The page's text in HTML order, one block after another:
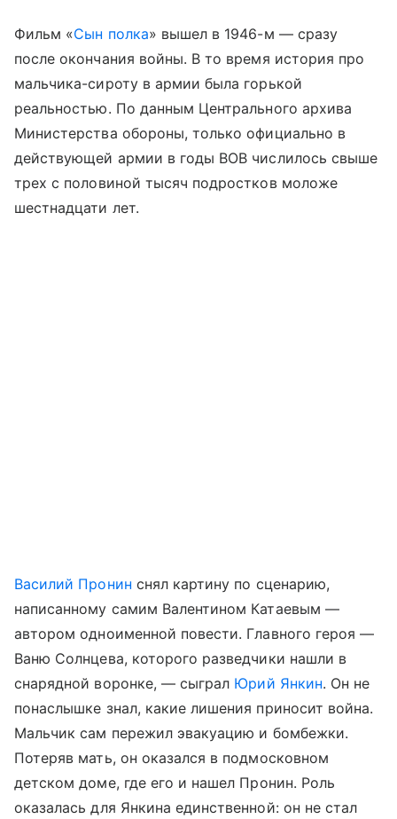
Фильм «Сын полка» вышел в 1946-м — сразу
после окончания войны. В то время история про
мальчика-сироту в армии была горькой
реальностью. По данным Центрального архива
Министерства обороны, только официально в
действующей армии в годы ВОВ числилось свыше
трех с половиной тысяч подростков моложе
шестнадцати лет.
Василий Пронин снял картину по сценарию,
написанному самим Валентином Катаевым —
автором одноименной повести. Главного героя —
Ваню Солнцева, которого разведчики нашли в
снарядной воронке, — сыграл Юрий Янкин. Он не
понаслышке знал, какие лишения приносит война.
Мальчик сам пережил эвакуацию и бомбежки.
Потеряв мать, он оказался в подмосковном
детском доме, где его и нашел Пронин. Роль
оказалась для Янкина единственной: он не стал